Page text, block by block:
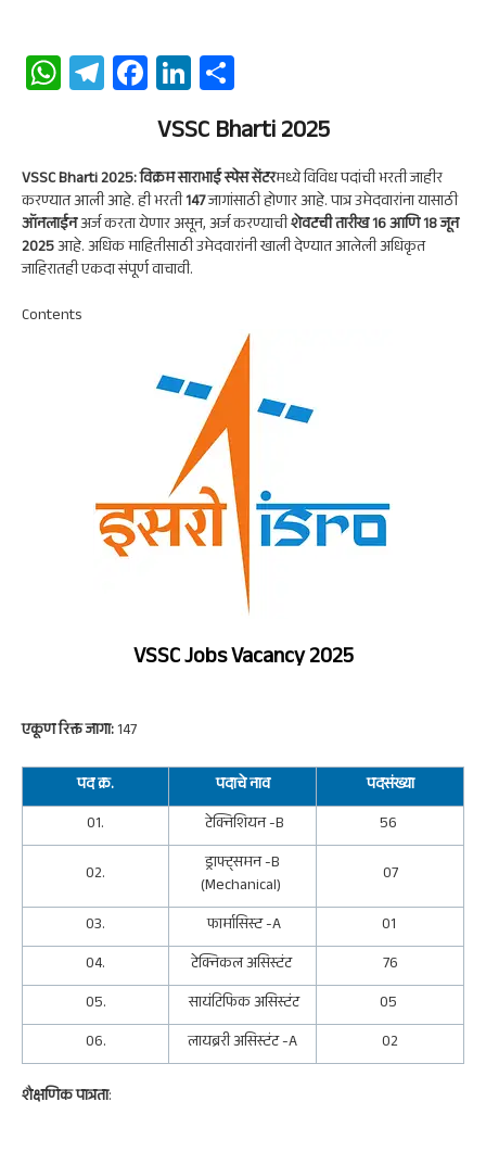
W
ha
A
p
p
Te
le
a
m
Fa
ce
b
oo
k
Li
n
ke
dI
n
ha
re
VSSC Bharti 2025
VSSC Bharti 2025: विक्रम साराभाई स्पेस सेंटरमध्ये विविध पदांची भरती जाहीर
करण्यात आली आहे. ही भरती147जागांसाठी होणार आहे. पात्र उमेदवारांना यासाठी
ऑनलाईनअर्ज करता येणार असून, अर्ज करण्याचीशेवटची तारीख 16 आणि 18 जून
2025आहे. अधिक माहितीसाठी उमेदवारांनी खाली देण्यात आलेली अधिकृत
जाहिरातही एकदा संपूर्ण वाचावी.
Contents
VSSC Jobs Vacancy 2025
एकूण रिक्त जागा:147
पद क्र. पदाचे नाव
पदसंख्या
01.
टेक्निशियन -B
56
02.
ड्राफ्ट्समन -B
(Mechanical)
07
03.
फार्मासिस्ट -A
01
04.
टेक्निकल असिस्टंट
76
05.
सायंटिफिक असिस्टंट
05
06.
लायब्ररी असिस्टंट -A 02
शैक्षणिक पात्रता: